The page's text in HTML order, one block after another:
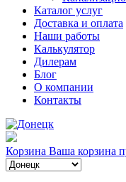
Каталог услуг
Доставка и оплата
Наши работы
Калькулятор
Дилерам
Блог
О компании
Контакты
Корзина Ваша корзина